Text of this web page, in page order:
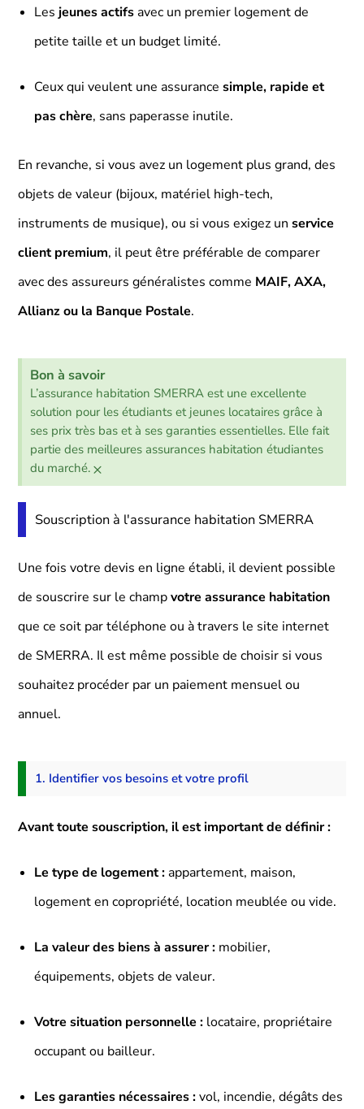
Les jeunes actifsavec un premier logement de
petite taille et un budget limité.
Ceux qui veulent une assurancesimple, rapide et
pas chère, sans paperasse inutile.
En revanche, si vous avez un logement plus grand, des
objets de valeur (bijoux, matériel high-tech,
instruments de musique), ou si vous exigez unservice
client premium, il peut être préférable de comparer
avec des assureurs généralistes comme MAIF, AXA,
Allianz ou la Banque Postale.
Bon à savoir
L’assurance habitation SMERRA est une excellente
solution pour les étudiants et jeunes locataires grâce à
ses prix très bas et à ses garanties essentielles. Elle fait
partie des meilleures assurances habitation étudiantes
du marché. ×
Souscription à l'assurance habitation SMERRA
Une fois votre devis en ligne établi, il devient possible
de souscrire sur le champvotre assurance habitation
que ce soit par téléphone ou à travers le site internet
de SMERRA. Il est même possible de choisir si vous
souhaitez procéder par un paiement mensuel ou
annuel.
1. Identifier vos besoins et votre profil
Avant toute souscription, il est important de définir :
Le type de logement :appartement, maison,
logement en copropriété, location meublée ou vide.
La valeur des biens à assurer : mobilier,
équipements, objets de valeur.
Votre situation personnelle : locataire, propriétaire
occupant ou bailleur.
Les garanties nécessaires :vol, incendie, dégâts des